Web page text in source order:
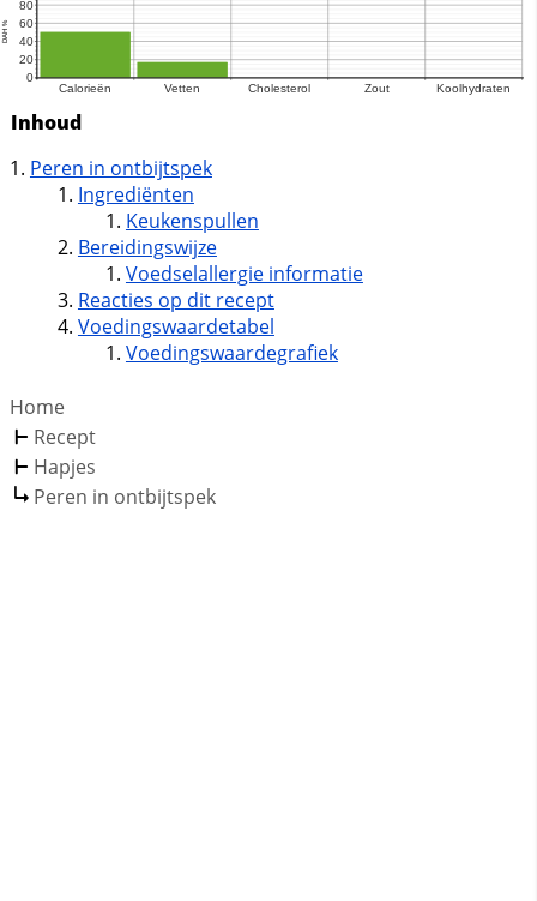
Inhoud
Peren in ontbijtspek
Ingrediënten
Keukenspullen
Bereidingswijze
Voedselallergie informatie
Reacties op dit recept
Voedingswaardetabel
Voedingswaardegrafiek
Home
Recept
Hapjes
Peren in ontbijtspek